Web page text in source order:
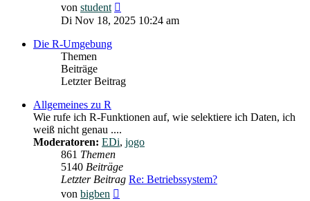
von student
Beitrag
Di Nov 18, 2025 10:24 am
Die R-Umgebung
Themen
Beiträge
Letzter Beitrag
Allgemeines zu R
Wie rufe ich R-Funktionen auf, wie selektiere ich Daten, ich
weiß nicht genau ....
Moderatoren: EDi, jogo
861 Themen
5140 Beiträge
Letzter Beitrag Re: Betriebssystem?
von bigben